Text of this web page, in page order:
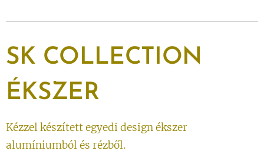
SK COLLECTION
ÉKSZER
Kézzel készített egyedi design ékszer
alumíniumból és rézből.